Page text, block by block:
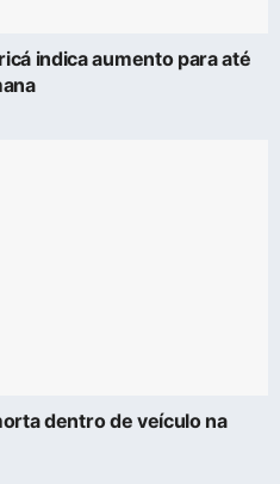
indica aumento para até
dentro de veículo na